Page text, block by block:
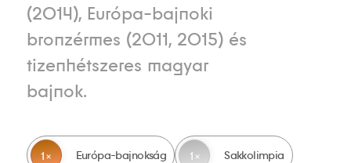
(2014), Európa-bajnoki
bronzérmes (2011, 2015) és
tizenhétszeres magyar
bajnok.
1 Európa-bajnokság 1 Sakkolimpia